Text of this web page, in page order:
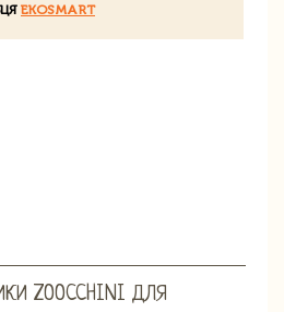
EKOSMART
ZOOCCHINI ДЛЯ